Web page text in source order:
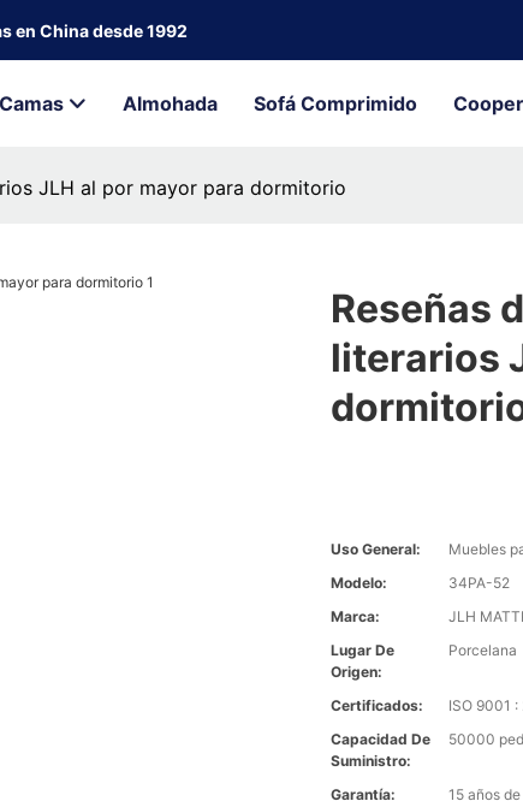
en China desde 1992
Camas Almohada Sofá Comprimido
JLH al por mayor para dormitorio
Reseñas
literarios
Uso General:
Muebles
Modelo:
34PA-52
Marca:
JLH
Lugar De
Origen:
Porcelana
Certificados:
ISO 9001
Capacidad De
Suministro:
50000
Garantía:
15 años